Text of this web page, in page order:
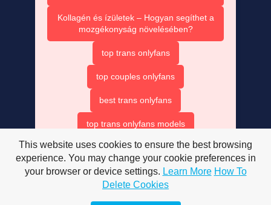
Kollagén és ízületek – Hogyan segíthet a
mozgékonyság növelésében?
top trans onlyfans
top couples onlyfans
best trans onlyfans
top trans onlyfans models
beat trans onlyfans
onlyfans top couples
This website uses cookies to ensure the best browsing
experience. You may change your cookie preferences in
your browser or device settings. Learn More How To
Delete Cookies